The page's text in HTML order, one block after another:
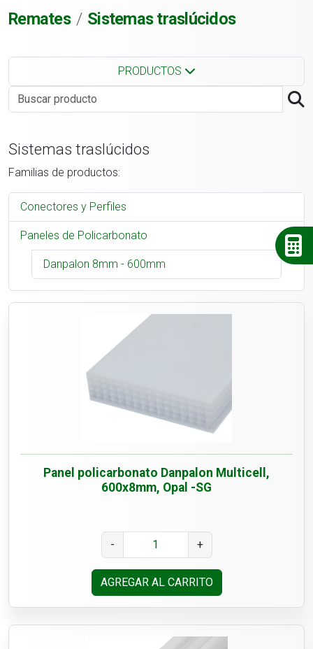
Remates Sistemas traslúcidos
PRODUCTOS
Sistemas traslúcidos
Familias de productos:
Conectores y Perfiles
Paneles de Policarbonato
Danpalon 8mm - 600mm
Panel policarbonato Danpalon Multicell,
600x8mm, Opal -SG
- +
AGREGAR AL CARRITO